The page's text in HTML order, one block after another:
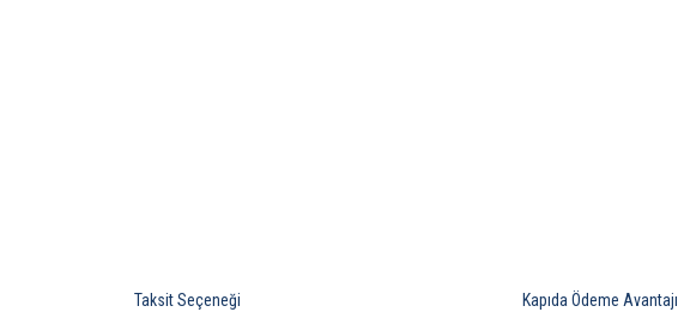
Kapıda Ödeme Avantajı
Taksit Seçeneği